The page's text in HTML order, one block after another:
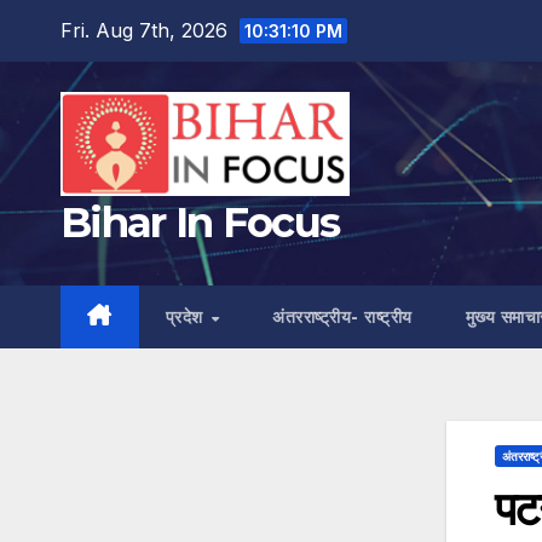
content
Fri. Aug 7th, 2026 10:31:11 PM
Bihar In Focus
प्रदेश अंतरराष्ट्रीय- राष्ट्रीय मुख्य